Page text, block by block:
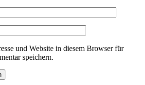
und Website in diesem Browser für
speichern.